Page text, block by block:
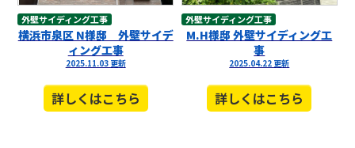
横浜市泉区 N様邸 外壁サイデ
ィング工事
2025.11.03 更新
詳しくはこちら
外壁サイディング工事
M.H様邸 外壁サイディング工
事
2025.04.22 更新
詳しくはこちら
外壁サイディング工事